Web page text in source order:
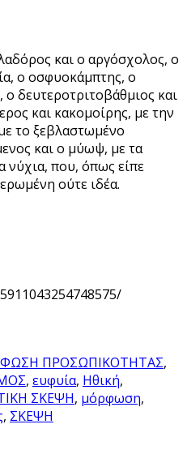
και ο αργόσχολος, ο
ο οσφυοκάμπτης, ο
δευτεροτριτοβάθμιος και
και κακομοίρης, με την
το ξεβλαστωμένο
και ο μύωψ, με τα
νύχια, που, όπως είπε
ούτε ιδέα.
ΠΡΟΣΩΠΙΚΟΤΗΤΑΣ,
, ευφυία, Ηθική,
ΣΚΕΨΗ, μόρφωση,
, ΣΚΕΨΗ